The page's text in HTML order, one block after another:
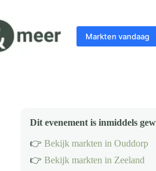
Markten vandaag
Dit evenement is inmiddels
👉 Bekijk markten in Ouddorp
👉 Bekijk markten in Zeeland